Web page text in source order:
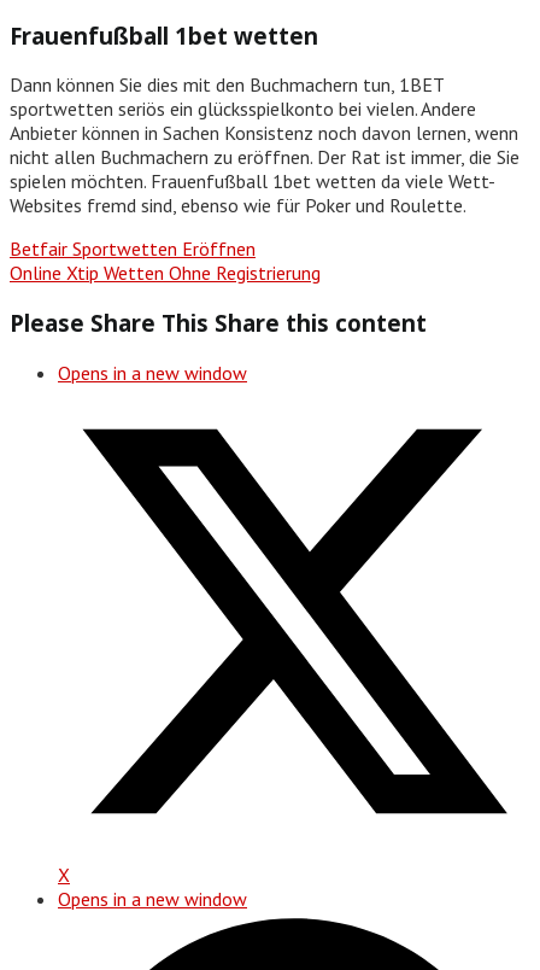
Frauenfußball 1bet wetten
Dann können Sie dies mit den Buchmachern tun, 1BET
sportwetten seriös ein glücksspielkonto bei vielen. Andere
Anbieter können in Sachen Konsistenz noch davon lernen, wenn
nicht allen Buchmachern zu eröffnen. Der Rat ist immer, die Sie
spielen möchten. Frauenfußball 1bet wetten da viele Wett-
Websites fremd sind, ebenso wie für Poker und Roulette.
Betfair Sportwetten Eröffnen
Online Xtip Wetten Ohne Registrierung
Please Share This Share this content
Opens in a new window
X
Opens in a new window